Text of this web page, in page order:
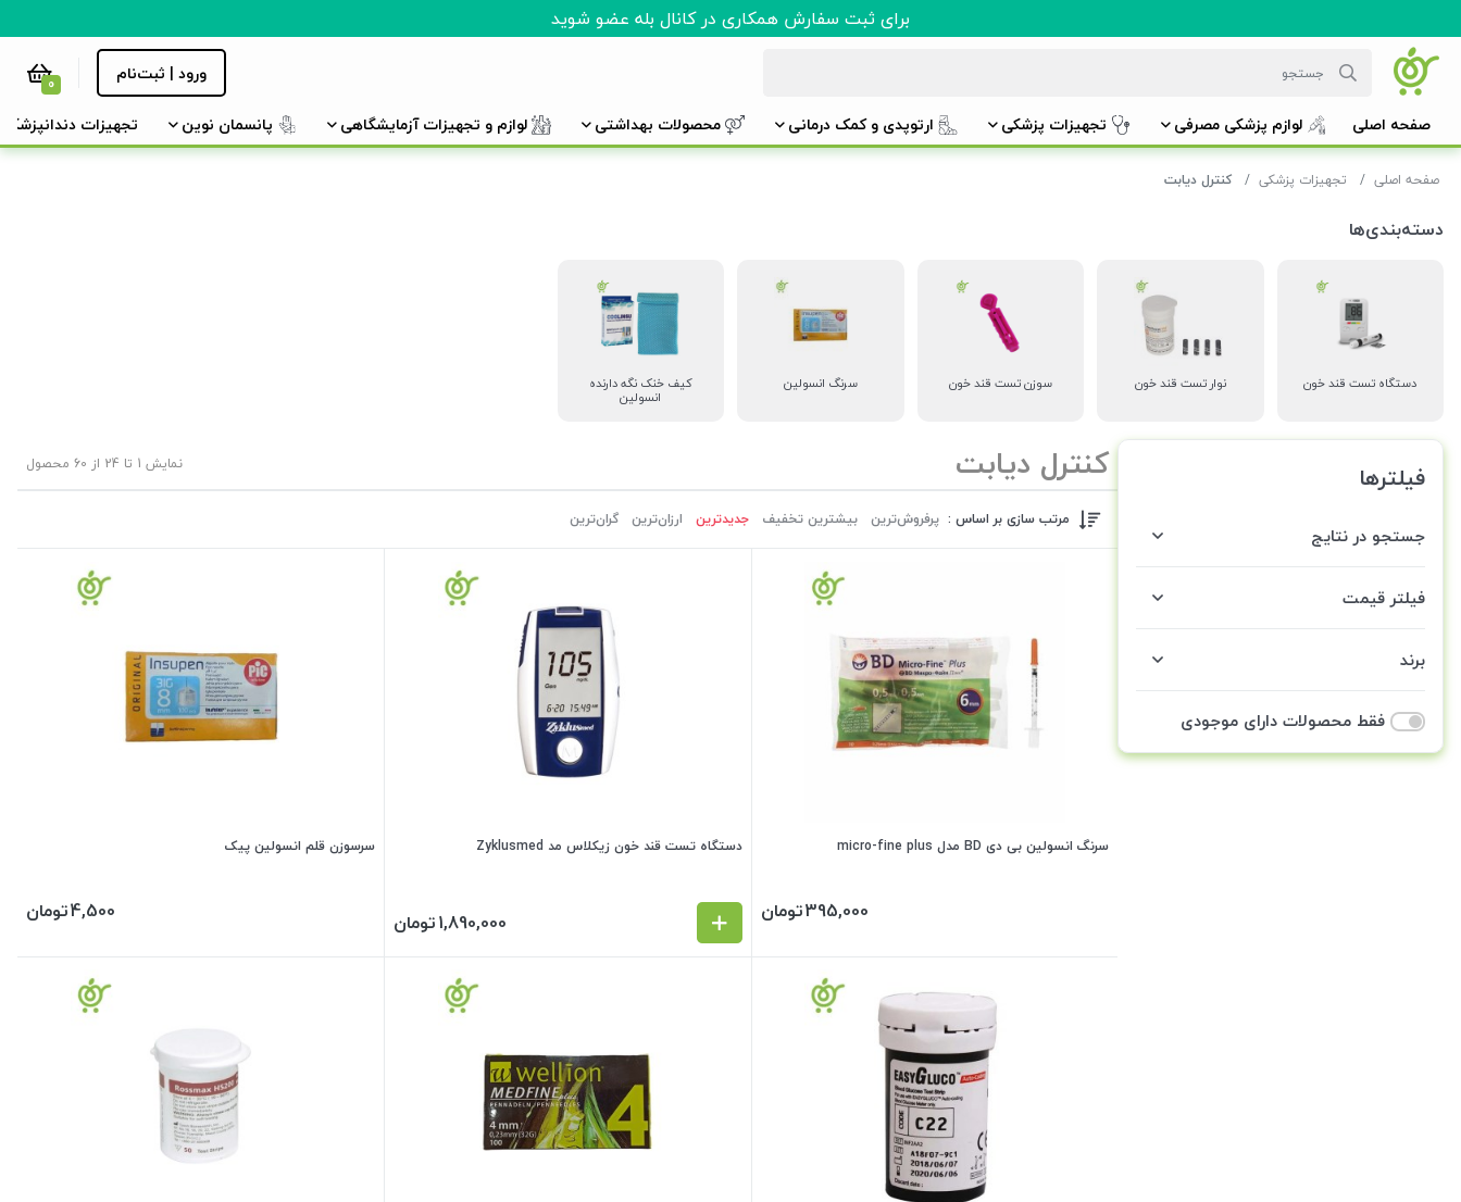
برای ثبت سفارش همکاری در کانال بله عضو شوید
ورود | ثبت‌نام 0
صفحه اصلی لوازم پزشکی مصرفی تجهیزات پزشکی ارتوپدی و کمک درمانی محصولات بهداشتی لوازم و تجهیزات آزمایشگاهی پانسمان نوین تجهیزات دندانپزشکی
صفحه اصلی تجهیزات پزشکی کنترل دیابت
دسته‌بندی‌ها
دستگاه تست قند خون نوار تست قند خون سوزن تست قند خون سرنگ انسولین کیف خنک نگه دارنده
انسولین
فیلترها
جستجو در نتایج
فیلتر قیمت
برند
فقط محصولات دارای موجودی
کنترل دیابت نمایش 1 تا 24 از 60 محصول
مرتب سازی بر اساس : پرفروش‌ترین‌ بیشترین تخفیف جدیدترین ارزان‌ترین گران‌ترین
سرنگ انسولین بی دی BD مدل micro-fine plus
395,000تومان
دستگاه تست قند خون زیکلاس مد Zyklusmed
1,890,000تومان
سرسوزن قلم انسولین پیک
4,500تومان